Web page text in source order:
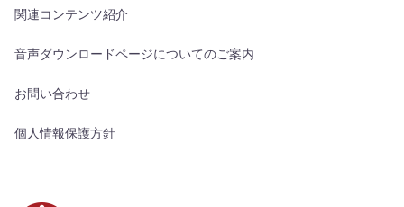
関連コンテンツ紹介
音声ダウンロードページについてのご案内
お問い合わせ
個人情報保護方針